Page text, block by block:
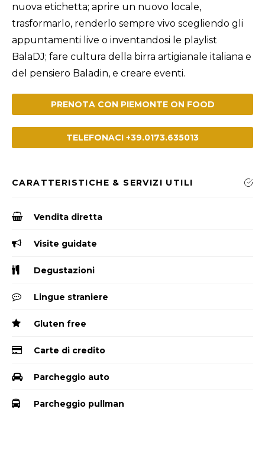
nuova etichetta; aprire un nuovo locale,
trasformarlo, renderlo sempre vivo scegliendo gli
appuntamenti live o inventandosi le playlist
BalaDJ; fare cultura della birra artigianale italiana e
del pensiero Baladin, e creare eventi.
PRENOTA CON PIEMONTE ON FOOD
TELEFONACI +39.0173.635013
CARATTERISTICHE & SERVIZI UTILI
Vendita diretta
Visite guidate
Degustazioni
Lingue straniere
Gluten free
Carte di credito
Parcheggio auto
Parcheggio pullman